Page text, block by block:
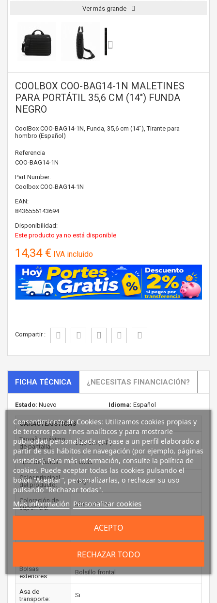
Ver más grande
COOLBOX COO-BAG14-1N MALETINES
PARA PORTÁTIL 35,6 CM (14") FUNDA
NEGRO
CoolBox COO-BAG14-1N, Funda, 35,6 cm (14"), Tirante para
hombro (Español)
Referencia
COO-BAG14-1N
Part Number:
Coolbox COO-BAG14-1N
EAN:
8436556143694
Disponibilidad:
Este producto ya no está disponible
14,34 € IVA incluido
Compartir :
FICHA TÉCNICA ¿NECESITAS FINANCIACIÓN?
Estado: Nuevo Idioma: Español
CARACTERÍSTICAS
Tamaño máximo
de pantalla:
35,6 cm (14")
Tipo de funda: Funda
Color principal
del producto:
Negro
Coloración de
superficie:
Monocromo
Bolsas
exteriores:
Bolsillo frontal
Asa de
transporte:
Si
Consentimiento de Cookies: Utilizamos cookies propias y
de terceros para fines analíticos y para mostrarle
publicidad personalizada en base a un perfil elaborado a
partir de sus hábitos de navegación (por ejemplo, páginas
visitadas). Para más información, consulte la política de
cookies. Puede aceptar todas las cookies pulsando el
botón “Aceptar”, personalizarlas, o rechazar su uso
pulsando "Rechazar todas".
Más información Personalizar cookies
RECHAZAR TODO
ACEPTO